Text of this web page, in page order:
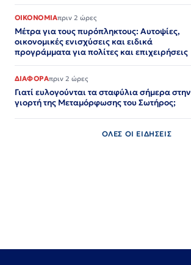
ΟΙΚΟΝΟΜΙΑπριν 2 ώρες
Μέτρα για τους πυρόπληκτους: Αυτοψίες,
οικονομικές ενισχύσεις και ειδικά
προγράμματα για πολίτες και επιχειρήσεις
ΔΙΑΦΟΡΑπριν 2 ώρες
Γιατί ευλογούνται τα σταφύλια σήμερα στην
γιορτή της Μεταμόρφωσης του Σωτήρος;
ΟΛΕΣ ΟΙ ΕΙΔΗΣΕΙΣ